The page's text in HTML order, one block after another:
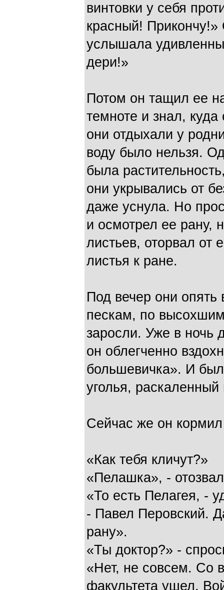
винтовки у себя
красный! Прикончу!»
услышала
дери!»
Потом он тащил ее
темноте и знал,
они отдыхали у
воду было нельзя.
была
они укрывались от
даже уснула. Но
и осмотрел ее рану,
листьев, оторвал от
листья к ране.
Под вечер они
пескам, по
заросли. Уже в ночь
он облегченно
большевичка». И
уголья,
Сейчас же он
«Как тебя кличут?»
«Пелашка», -
«То есть Пелагея, -
- Павел Перовский.
рану».
«Ты доктор?» -
«Нет, не совсем. Со
факультета ушел.